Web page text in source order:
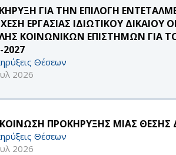
ΓΙΑ ΤΗΝ ΕΠΙΛΟΓΗ
ΕΡΓΑΣΙΑΣ ΙΔΙΩΤΙΚΟΥ
ΚΟΙΝΩΝΙΚΩΝ ΕΠΙΣΤΗΜΩΝ ΓΙΑ
2027
Θέσεων
2026
ΠΡΟΚΗΡΥΞΗΣ ΜΙΑΣ ΘΕΣΗΣ
Θέσεων
2026